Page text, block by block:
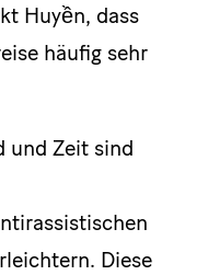
Huyền, dass
häufig sehr
und Zeit sind
Diese